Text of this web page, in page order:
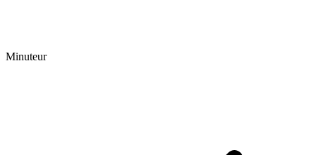
Minuteur